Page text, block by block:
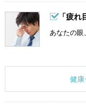
「疲れ
あなたの眼
健康